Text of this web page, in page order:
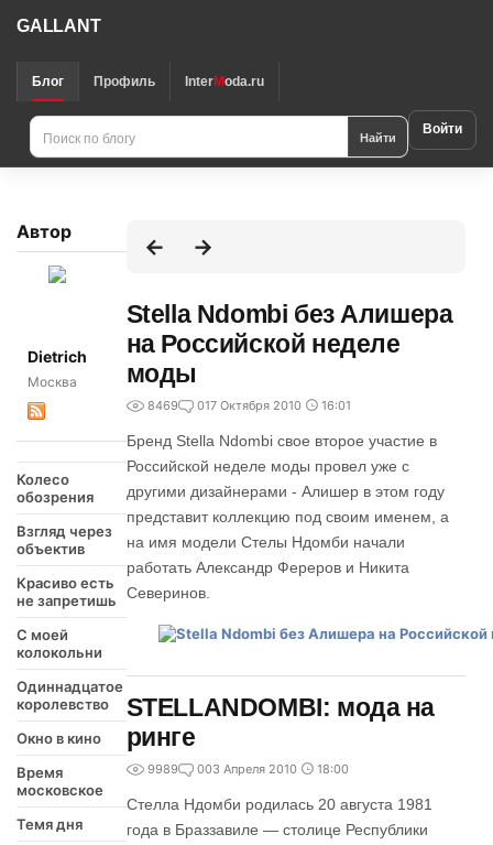
GALLANT
Блог Профиль InterModa.ru
Найти Войти
Автор
Dietrich
Москва
Колесо
обозрения
Взгляд через
объектив
Красиво есть
не запретишь
С моей
колокольни
Одиннадцатое
королевство
Окно в кино
Время
московское
Темя дня
Stella Ndombi без Алишера
на Российской неделе
моды
8469 017 Октября 2010 16:01
Бренд Stella Ndombi свое второе участие в
Российской неделе моды провел уже с
другими дизайнерами - Алишер в этом году
представит коллекцию под своим именем, а
на имя модели Стелы Ндомби начали
работать Александр Фереров и Никита
Северинов.
STELLANDOMBI: мода на
ринге
9989 003 Апреля 2010 18:00
Стелла Ндомби родилась 20 августа 1981
года в Браззавиле — столице Республики